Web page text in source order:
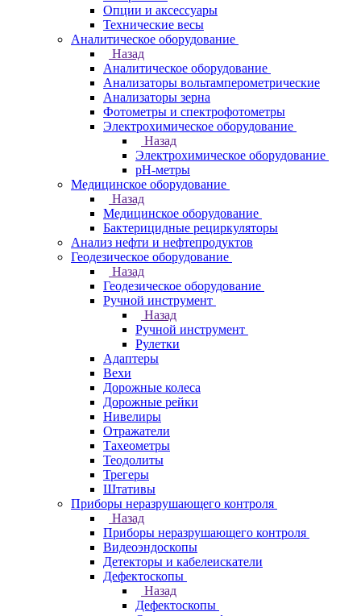
Опции и аксессуары
Технические весы
Аналитическое оборудование
Назад
Аналитическое оборудование
Анализаторы вольтамперометрические
Анализаторы зерна
Фотометры и спектрофотометры
Электрохимическое оборудование
Назад
Электрохимическое оборудование
pH-метры
Медицинское оборудование
Назад
Медицинское оборудование
Бактерицидные рециркуляторы
Анализ нефти и нефтепродуктов
Геодезическое оборудование
Назад
Геодезическое оборудование
Ручной инструмент
Назад
Ручной инструмент
Рулетки
Адаптеры
Вехи
Дорожные колеса
Дорожные рейки
Нивелиры
Отражатели
Тахеометры
Теодолиты
Трегеры
Штативы
Приборы неразрушающего контроля
Назад
Приборы неразрушающего контроля
Видеоэндоскопы
Детекторы и кабелеискатели
Дефектоскопы
Назад
Дефектоскопы